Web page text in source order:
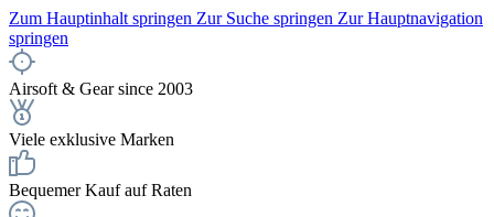
Zum Hauptinhalt springen Zur Suche springen Zur Hauptnavigation
springen
Airsoft & Gear since 2003
Viele exklusive Marken
Bequemer Kauf auf Raten